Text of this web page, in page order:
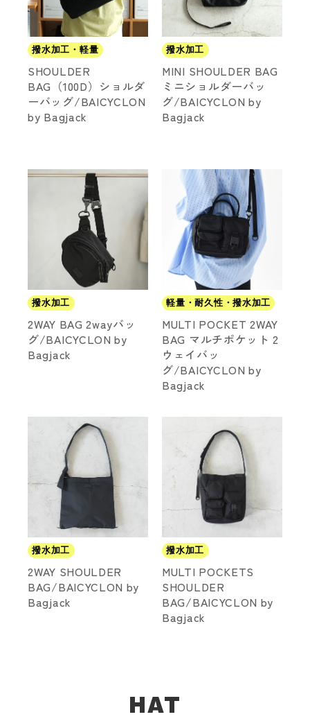
撥水加工・軽量
SHOULDER
BAG（100D）ショルダ
ーバッグ/BAICYCLON
by Bagjack
撥水加工
MINI SHOULDER BAG
ミニショルダーバッ
グ/BAICYCLON by
Bagjack
撥水加工
2WAY BAG 2wayバッ
グ/BAICYCLON by
Bagjack
軽量・耐久性・撥水加工
MULTI POCKET 2WAY
BAG マルチポケット 2
ウェイバッ
グ/BAICYCLON by
Bagjack
撥水加工
2WAY SHOULDER
BAG/BAICYCLON by
Bagjack
撥水加工
MULTI POCKETS
SHOULDER
BAG/BAICYCLON by
Bagjack
HAT